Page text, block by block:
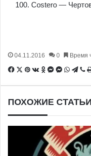
100. Costero —
04.11.2016 0 Время
Facebook
X Pinterest
ВконтактеMessenger
ПОХОЖИЕ СТАТЬИ